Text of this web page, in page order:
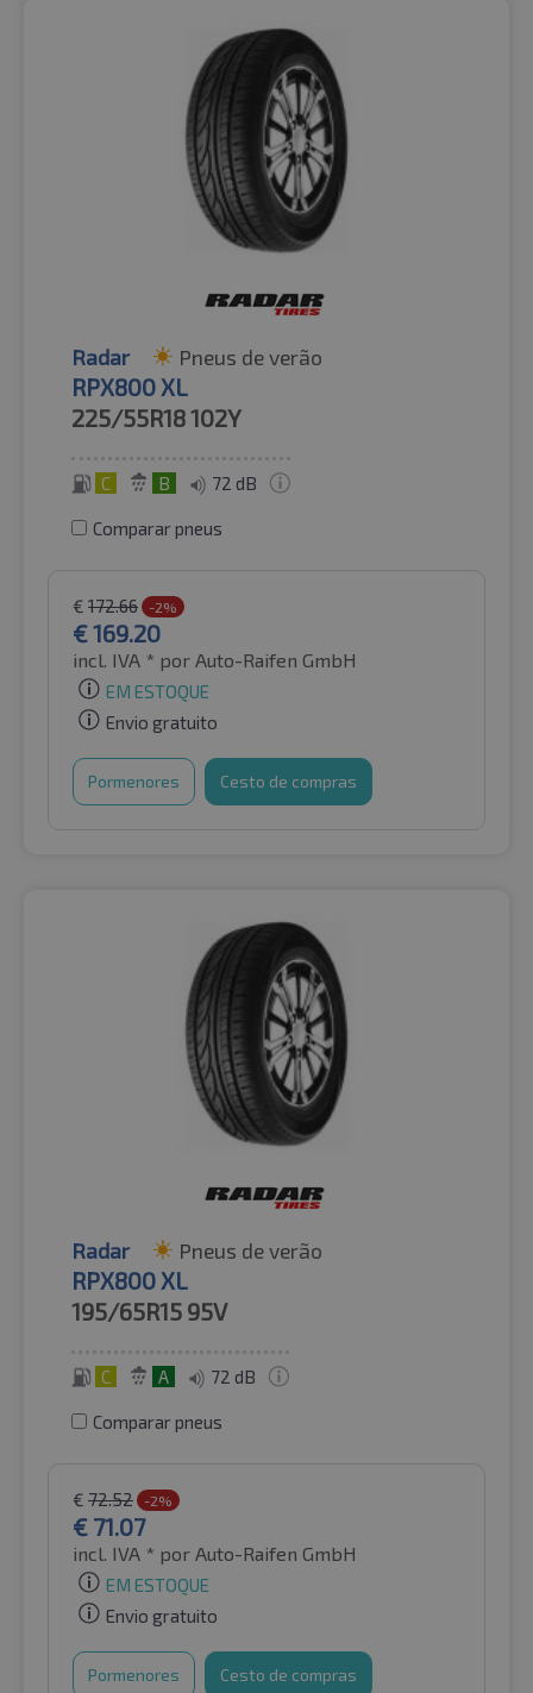
Radar Pneus de verão
RPX800 XL
225/55R18102Y
C B 72 dB
Comparar pneus
€ 172.66 -2%
€169.20
incl. IVA * por Auto-Raifen GmbH
EM ESTOQUE
Envio gratuito
Pormenores Cesto de compras
Radar Pneus de verão
RPX800 XL
195/65R15 95V
C A 72 dB
Comparar pneus
€ 72.52 -2%
€ 71.07
incl. IVA * por Auto-Raifen GmbH
EM ESTOQUE
Envio gratuito
Pormenores Cesto de compras